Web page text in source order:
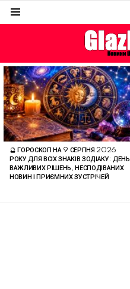
ОСТАННІ
СТАТТІ
🔮 ГОРОСКОП НА 9 СЕРПНЯ 2026
РОКУ ДЛЯ ВСІХ ЗНАКІВ ЗОДІАКУ: ДЕНЬ
ВАЖЛИВИХ РІШЕНЬ, НЕСПОДІВАНИХ
НОВИН І ПРИЄМНИХ ЗУСТРІЧЕЙ